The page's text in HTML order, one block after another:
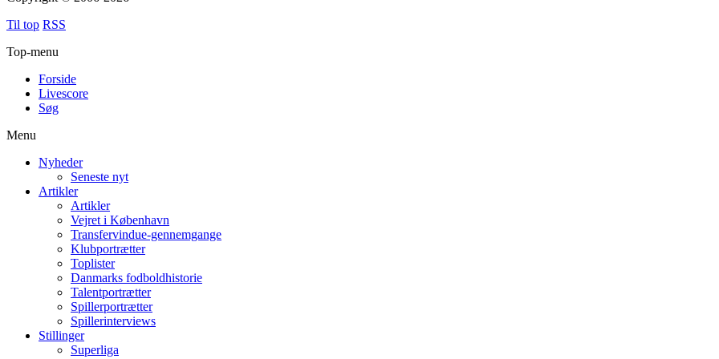
Til top RSS
Top-menu
Forside
Livescore
Søg
Menu
Nyheder
Seneste nyt
Artikler
Artikler
Vejret i København
Transfervindue-gennemgange
Klubportrætter
Toplister
Danmarks fodboldhistorie
Talentportrætter
Spillerportrætter
Spillerinterviews
Stillinger
Superliga